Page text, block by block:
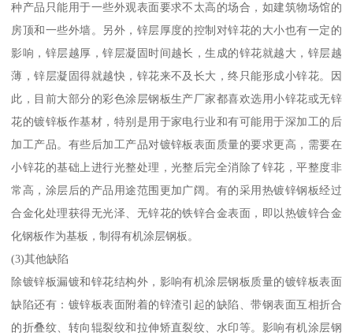
种产品只能用于一些外观表面要求不太高的场合，如建筑物场馆的
房顶和一些外墙。另外，锌层厚度的控制对锌花的大小也有一定的
影响，锌层越厚，锌层凝固时间越长，生成的锌花就越大，锌层越
薄，锌层凝固得就越快，锌花来不及长大，终只能形成小锌花。因
此，目前大部分的彩色涂层钢板生产厂家都喜欢选用小锌花或无锌
花的镀锌板作基材，特别是用于家电行业和有可能用于深加工的后
加工产品。有些后加工产品对镀锌板表面质量的要求更高，需要在
小锌花的基础上进行光整处理，光整后完全消除了锌花，平整度非
常高，涂层后的产品用途范围更加广阔。有的采用热镀锌钢板经过
合金化处理获得无光泽、无锌花的铁锌合金表面，即以热镀锌合金
化钢板作为基板，制得有机涂层钢板。
(3)其他缺陷
除镀锌板漏镀和锌花结构外，影响有机涂层钢板质量的镀锌板表面
缺陷还有：镀锌板表面附着的锌渣引起的缺陷、带钢表面互相折合
的折叠纹、转向辊裂纹和拉伸矫直裂纹、水印等。影响有机涂层钢